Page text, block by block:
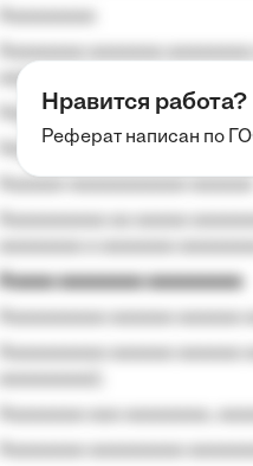
aaaa aaaa.
Aaaaaaaaa
Aaaaaaaaaa aa aaa
Aaaaa aaaaaaaa aaaaaaaaa
Нравится работа?
Реферат написан по